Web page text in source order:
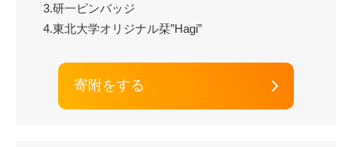
3.研一ピンバッジ
4.東北大学オリジナル栞”Hagi”
寄附をする